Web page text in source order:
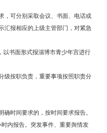
，可分别采取会议、书面、电话或
汇报相应的上级主管部门，对紧急
以书面形式报淄博市青少年宫进行
级按职负责，重要事项按照职责分
确时间要求的，按时间要求报告。
内报告。突发事件、重要舆情发